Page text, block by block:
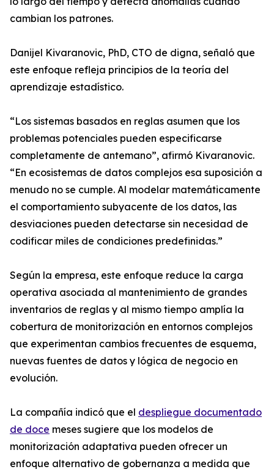
cambian los patrones.
Danijel Kivaranovic, PhD, CTO de digna, señaló que
este enfoque refleja principios de la teoría del
aprendizaje estadístico.
“Los sistemas basados en reglas asumen que los
problemas potenciales pueden especificarse
completamente de antemano”, afirmó Kivaranovic.
“En ecosistemas de datos complejos esa suposición a
menudo no se cumple. Al modelar matemáticamente
el comportamiento subyacente de los datos, las
desviaciones pueden detectarse sin necesidad de
codificar miles de condiciones predefinidas.”
Según la empresa, este enfoque reduce la carga
operativa asociada al mantenimiento de grandes
inventarios de reglas y al mismo tiempo amplía la
cobertura de monitorización en entornos complejos
que experimentan cambios frecuentes de esquema,
nuevas fuentes de datos y lógica de negocio en
evolución.
La compañía indicó que el despliegue documentado
de doce meses sugiere que los modelos de
monitorización adaptativa pueden ofrecer un
enfoque alternativo de gobernanza a medida que